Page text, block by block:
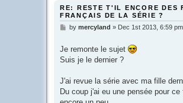
RE: RESTE T'IL ENCORE DES
FRANÇAIS DE LA SÉRIE ?
P
t
by mercyland » Dec 1st 2013, 6:59 pm
Je remonte le sujet
Suis je le dernier ?
J'ai revue la série avec ma fille
Du coup j'ai eu une pensée pour